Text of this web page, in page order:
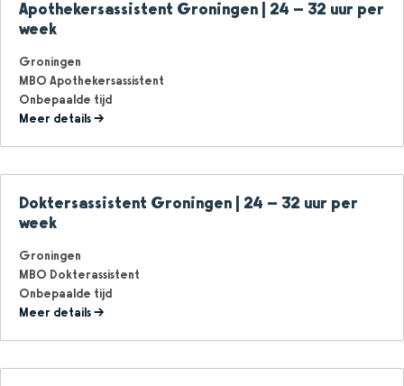
Apothekersassistent Groningen | 24 – 32 uur per
week
Groningen
MBO Apothekersassistent
Onbepaalde tijd
Meer details
Doktersassistent Groningen | 24 – 32 uur per
week
Groningen
MBO Dokterassistent
Onbepaalde tijd
Meer details